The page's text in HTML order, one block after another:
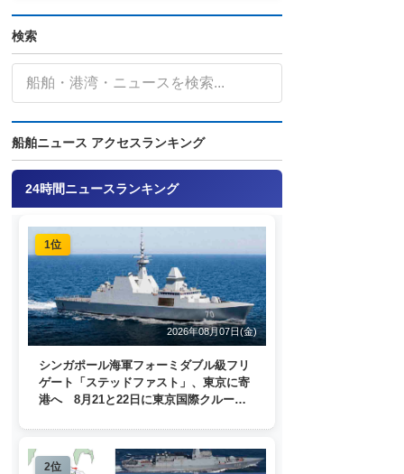
検索
船舶ニュース アクセスランキング
24時間ニュースランキング
1位
2026年08月07日(金)
シンガポール海軍フォーミダブル級フリ
ゲート「ステッドファスト」、東京に寄
港へ 8月21と22日に東京国際クルーズ
2位